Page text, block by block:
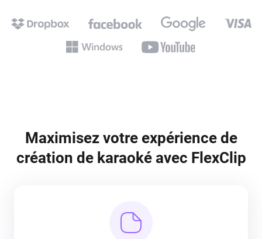
Maximisez votre expérience de
création de karaoké avec FlexClip